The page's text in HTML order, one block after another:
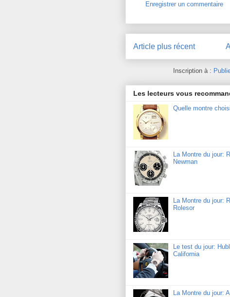
Enregistrer un commentaire
Article plus récent
Inscription à :
Les lecteurs vous
Quelle montre
La Montre du jour:
Newman
La Montre du jour:
Rolesor
Le test du jour:
California
La Montre du jour: